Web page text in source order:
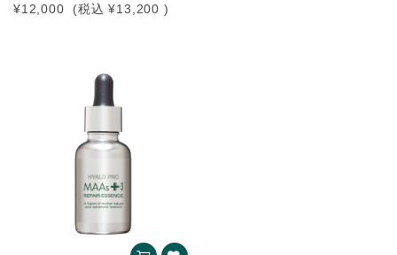
¥12,000 (税込 ¥13,200 )